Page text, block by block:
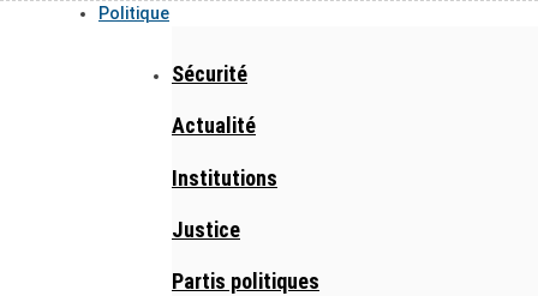
Politique
Sécurité
Actualité
Institutions
Justice
Partis politiques